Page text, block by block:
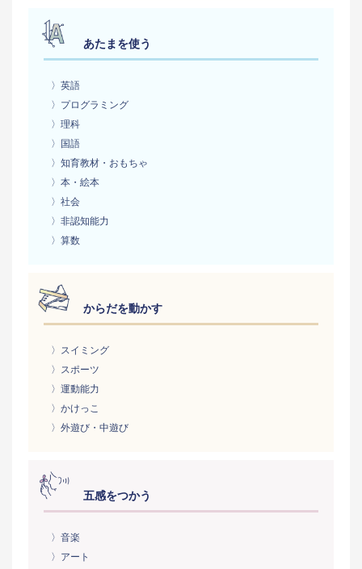
あたまを使う
〉英語
〉プログラミング
〉理科
〉国語
〉知育教材・おもちゃ
〉本・絵本
〉社会
〉非認知能力
〉算数
からだを動かす
〉スイミング
〉スポーツ
〉運動能力
〉かけっこ
〉外遊び・中遊び
五感をつかう
〉音楽
〉アート